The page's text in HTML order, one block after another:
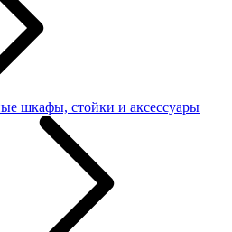
шкафы, стойки и аксессуары